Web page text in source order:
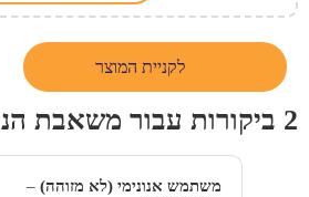
לקניית המוצר
2 ביקורות עבור משאבת
משתמש אנונימי (לא מזוהה) –